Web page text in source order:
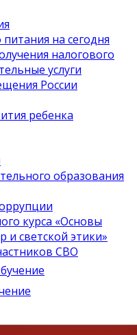
на сегодня
налогового
услуги
России
ребенка
образования
курса «Основы
и светской этики»
СВО